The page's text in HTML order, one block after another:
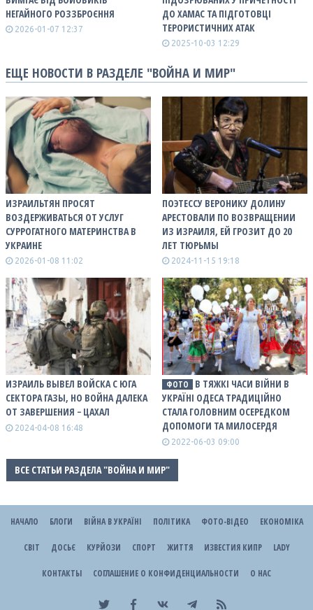
НЕГАЙНОГО РОЗЗБРОЄННЯ
2026-01-07 12:37
ДО ХАМАС ТА ПІДГОТОВЦІ
ТЕРОРИСТИЧНИХ АТАК
2025-10-03 12:29
ЕЩЕ НОВОСТИ В РАЗДЕЛЕ "ВОЙНА И МИР"
ИЗРАИЛЬТЯН ПРОСЯТ
ВОЗДЕРЖИВАТЬСЯ ОТ УСЛУГ
СУРРОГАТНОГО МАТЕРИНСТВА В
УКРАИНЕ
2026-01-08 11:02
ПОЭТЕССУ ВЕРОНИКУ ДОЛИНУ
АРЕСТОВАЛИ ПО ВОЗВРАЩЕНИИ
ИЗ ИЗРАИЛЯ, ЕЙ ГРОЗИТ ДО 20
ЛЕТ ТЮРЬМЫ
2024-11-15 19:18
ИЗРАИЛЬ ВЫВЕЛ ВОЙСКА С ЮГА
СЕКТОРА ГАЗЫ, НО ВОЙНА ДАЛЕКА
ОТ ЗАВЕРШЕНИЯ − ЦАХАЛ
2024-04-08 16:48
ФОТО
В ТЯЖКІ ЧАСИ ВІЙНИ В
УКРАЇНІ ОДЕСА ТРАДИЦІЙНО
СТАЛА ГОЛОВНИМ ОСЕРЕДКОМ
ДОПОМОГИ ТА МИЛОСЕРДЯ
2022-06-03 09:00
ВСЕ СТАТЬИ РАЗДЕЛА "ВОЙНА И МИР"
НАЧАЛО БЛОГИ ВІЙНА В УКРАЇНІ ПОЛІТИКА ФОТО-ВІДЕО ЕКОНОМІКА
СВІТ ДОСЬЄ КУРЙОЗИ СПОРТ ЖИТТЯ ИЗВЕСТИЯ КИПР LADY
КОНТАКТЫ СОГЛАШЕНИЕ О КОНФИДЕНЦИАЛЬНОСТИ О НАС